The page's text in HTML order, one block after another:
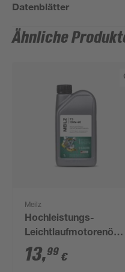
Datenblätter
Ähnliche
Meilz
Hochleistungs-
Leichtlaufmotorenöl
'TS 10W-40' 1 l
13,99 €